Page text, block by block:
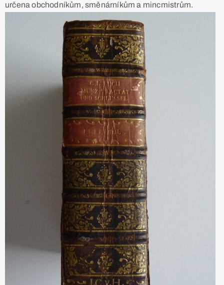
určena obchodníkům, směnárníkům a mincmistrům.